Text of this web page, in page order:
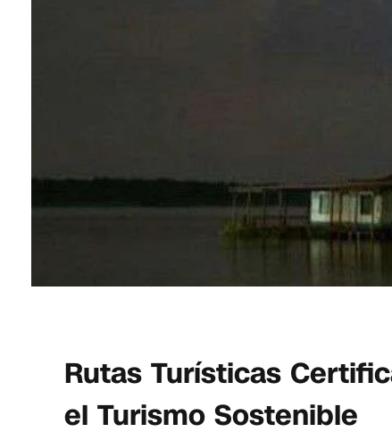
Rutas Turísticas
el Turismo Sostenible